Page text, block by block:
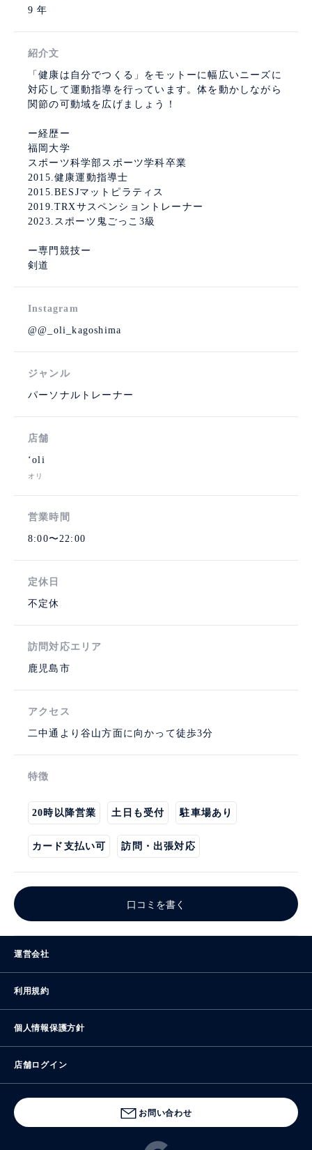
9 年
紹介文
「健康は自分でつくる」をモットーに幅広いニーズに
対応して運動指導を行っています。体を動かしながら
関節の可動域を広げましょう！
ー経歴ー
福岡大学
スポーツ科学部スポーツ学科卒業
2015.健康運動指導士
2015.BESJマットピラティス
2019.TRXサスペンショントレーナー
2023.スポーツ鬼ごっこ3級
ー専門競技ー
剣道
Instagram
@@_oli_kagoshima
ジャンル
パーソナルトレーナー
店舗
‘oli
オリ
営業時間
8:00〜22:00
定休日
不定休
訪問対応エリア
鹿児島市
アクセス
二中通より谷山方面に向かって徒歩3分
特徴
20時以降営業 土日も受付 駐車場あり
カード支払い可 訪問・出張対応
口コミを書く
運営会社
利用規約
個人情報保護方針
店舗ログイン
お問い合わせ